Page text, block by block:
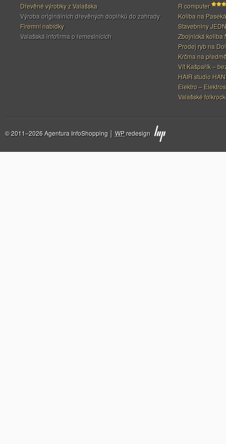
Dřevěné výrobky z Valašska
Výroba originálních dřevěných doplňků do zahrady
Firemní nabídky
Valašská infofirma o řemeslnících
R computer
Koliba na
Stavebniny
Zbojnická koliba
Prodej ryb na
Krčma na
Vít Kašpařík –
HAIR studio
Elektro –
Valašské
© 2011–2026 Agentura InfoShopping │ WPredesign